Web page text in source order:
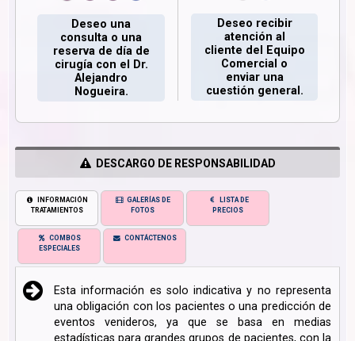
Deseo una
consulta o una
reserva de día de
cirugía con el Dr.
Alejandro
Nogueira.
Deseo recibir
atención al
cliente del Equipo
Comercial o
enviar una
cuestión general.
DESCARGO DE RESPONSABILIDAD
INFORMACIÓN
TRATAMIENTOS
GALERÍAS DE
FOTOS
LISTA DE
PRECIOS
COMBOS
ESPECIALES
CONTÁCTENOS
Esta información es solo indicativa y no representa
una obligación con los pacientes o una predicción de
eventos venideros, ya que se basa en medias